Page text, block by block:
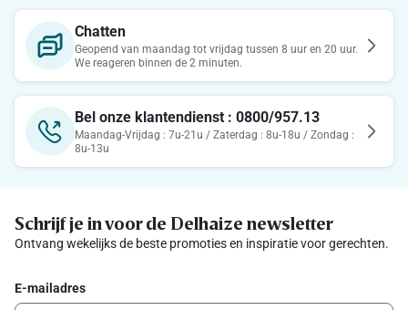
Chatten
Geopend van maandag tot vrijdag tussen 8 uur en 20 uur.
We reageren binnen de 2 minuten.
Bel onze klantendienst : 0800/957.13
Maandag-Vrijdag : 7u-21u / Zaterdag : 8u-18u / Zondag :
8u-13u
Schrijf je in voor de Delhaize newsletter
Ontvang wekelijks de beste promoties en inspiratie voor gerechten.
E-mailadres